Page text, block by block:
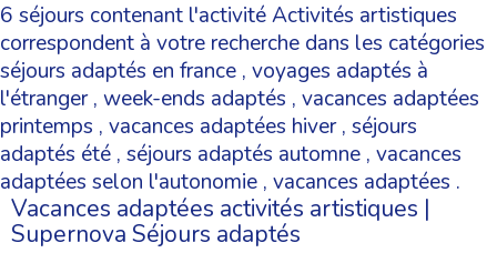
6 séjours contenant l'activité Activités artistiques
correspondent à votre recherche dans les catégories
séjours adaptés en france , voyages adaptés à
l'étranger, week-ends adaptés , vacances adaptées
printemps , vacances adaptées hiver, séjours
adaptés été , séjours adaptés automne , vacances
adaptées selon l'autonomie , vacances adaptées .
Vacances adaptées activités artistiques |
Supernova Séjours adaptés